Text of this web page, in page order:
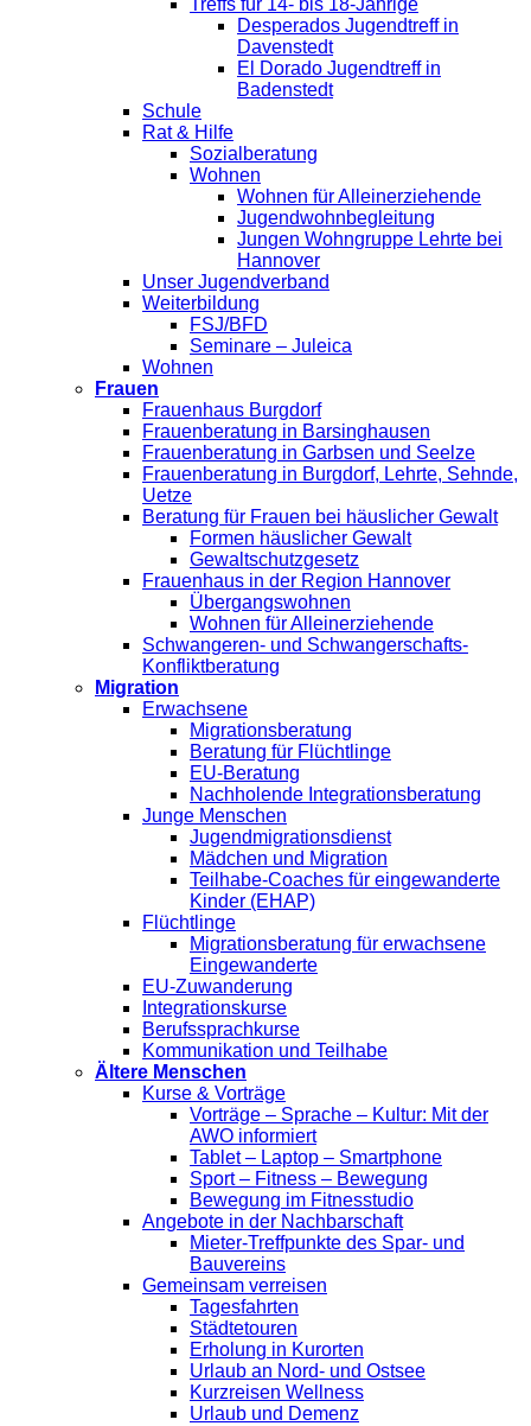
Desperados Jugendtreff in
Davenstedt
El Dorado Jugendtreff in
Badenstedt
Schule
Rat & Hilfe
Sozialberatung
Wohnen
Wohnen für Alleinerziehende
Jugendwohnbegleitung
Jungen Wohngruppe Lehrte bei
Hannover
Unser Jugendverband
Weiterbildung
FSJ/BFD
Seminare – Juleica
Wohnen
Frauen
Frauenhaus Burgdorf
Frauenberatung in Barsinghausen
Frauenberatung in Garbsen und Seelze
Frauenberatung in Burgdorf, Lehrte, Sehnde,
Uetze
Beratung für Frauen bei häuslicher Gewalt
Formen häuslicher Gewalt
Gewaltschutzgesetz
Frauenhaus in der Region Hannover
Übergangswohnen
Wohnen für Alleinerziehende
Schwangeren- und Schwangerschafts-
Konfliktberatung
Migration
Erwachsene
Migrationsberatung
Beratung für Flüchtlinge
EU-Beratung
Nachholende Integrationsberatung
Junge Menschen
Jugendmigrationsdienst
Mädchen und Migration
Teilhabe-Coaches für eingewanderte
Kinder (EHAP)
Flüchtlinge
Migrationsberatung für erwachsene
Eingewanderte
EU-Zuwanderung
Integrationskurse
Berufssprachkurse
Kommunikation und Teilhabe
Ältere Menschen
Kurse & Vorträge
Vorträge – Sprache – Kultur: Mit der
AWO informiert
Tablet – Laptop – Smartphone
Sport – Fitness – Bewegung
Bewegung im Fitnesstudio
Angebote in der Nachbarschaft
Mieter-Treffpunkte des Spar- und
Bauvereins
Gemeinsam verreisen
Tagesfahrten
Städtetouren
Erholung in Kurorten
Urlaub an Nord- und Ostsee
Kurzreisen Wellness
Urlaub und Demenz